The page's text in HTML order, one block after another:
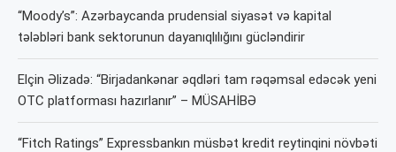
“Moody’s”: Azərbaycanda prudensial siyasət və kapital
tələbləri bank sektorunun dayanıqlılığını gücləndirir
Elçin Əlizadə: “Birjadankənar əqdləri tam rəqəmsal edəcək yeni
OTC platforması hazırlanır” – MÜSAHİBƏ
“Fitch Ratings” Expressbankın müsbət kredit reytinqini növbəti